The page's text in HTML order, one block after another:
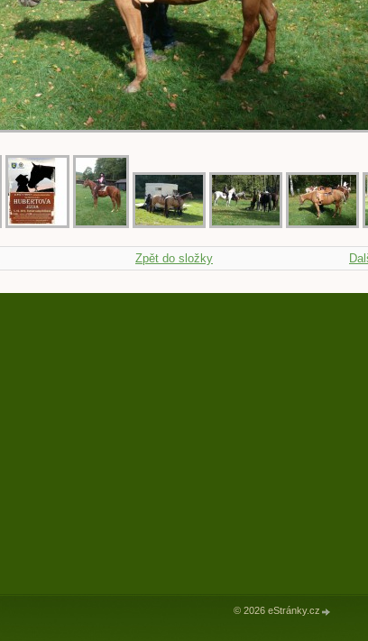
Zpět do složky
© 2026 eStránky.cz